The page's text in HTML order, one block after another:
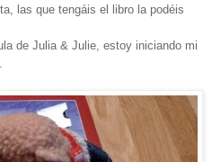
las que tengáis el libro la podéis
de Julia & Julie, estoy iniciando mi